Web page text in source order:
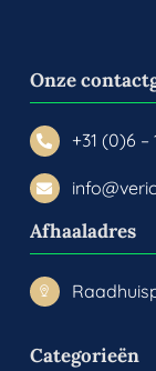
Onze
+31 (0)6 –
Afhaaladres
Categorieën